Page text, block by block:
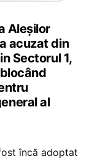
Aleșilor
acuzat din
Sectorul 1,
al
încă adoptat